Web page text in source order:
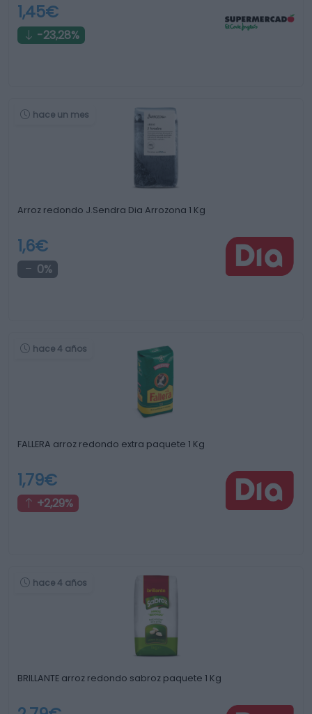
1,45€
-23,28%
hace un mes
Arroz redondo J.Sendra Dia Arrozona 1 Kg
1,6€
0%
hace 4 años
FALLERA arroz redondo extra paquete 1 Kg
1,79€
+2,29%
hace 4 años
BRILLANTE arroz redondo sabroz paquete 1 Kg